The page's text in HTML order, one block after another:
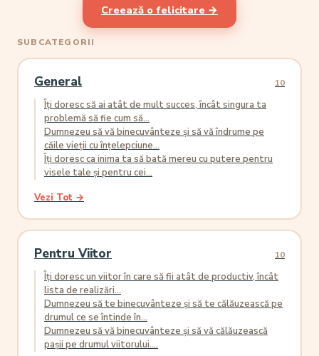
Creează o felicitare →
SUBCATEGORII
General 10
Îți doresc să ai atât de mult succes, încât singura ta
problemă să fie cum să...
Dumnezeu să vă binecuvânteze și să vă îndrume pe
căile vieții cu înțelepciune...
Îți doresc ca inima ta să bată mereu cu putere pentru
visele tale și pentru cei...
Vezi Tot →
Pentru Viitor 10
Îți doresc un viitor în care să fii atât de productiv, încât
lista de realizări...
Dumnezeu să te binecuvânteze și să te călăuzească pe
drumul ce se întinde în...
Dumnezeu să vă binecuvânteze și să vă călăuzească
pașii pe drumul viitorului....